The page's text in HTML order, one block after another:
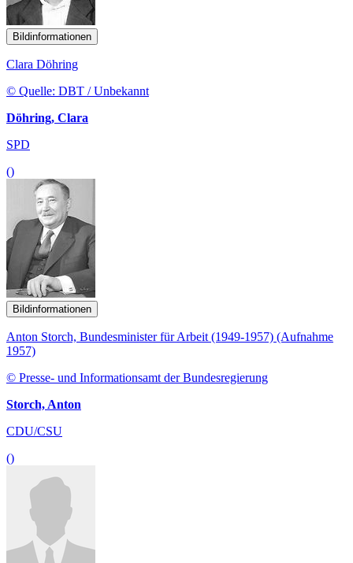
Bildinformationen
Clara Döhring
© Quelle: DBT / Unbekannt
Döhring, Clara
SPD
()
Bildinformationen
Anton Storch, Bundesminister für Arbeit (1949-1957) (Aufnahme
1957)
© Presse- und Informationsamt der Bundesregierung
Storch, Anton
CDU/CSU
()